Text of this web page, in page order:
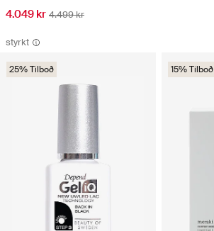
4.049 kr 4.499 kr
styrkt
25% Tilboð 15% Tilboð